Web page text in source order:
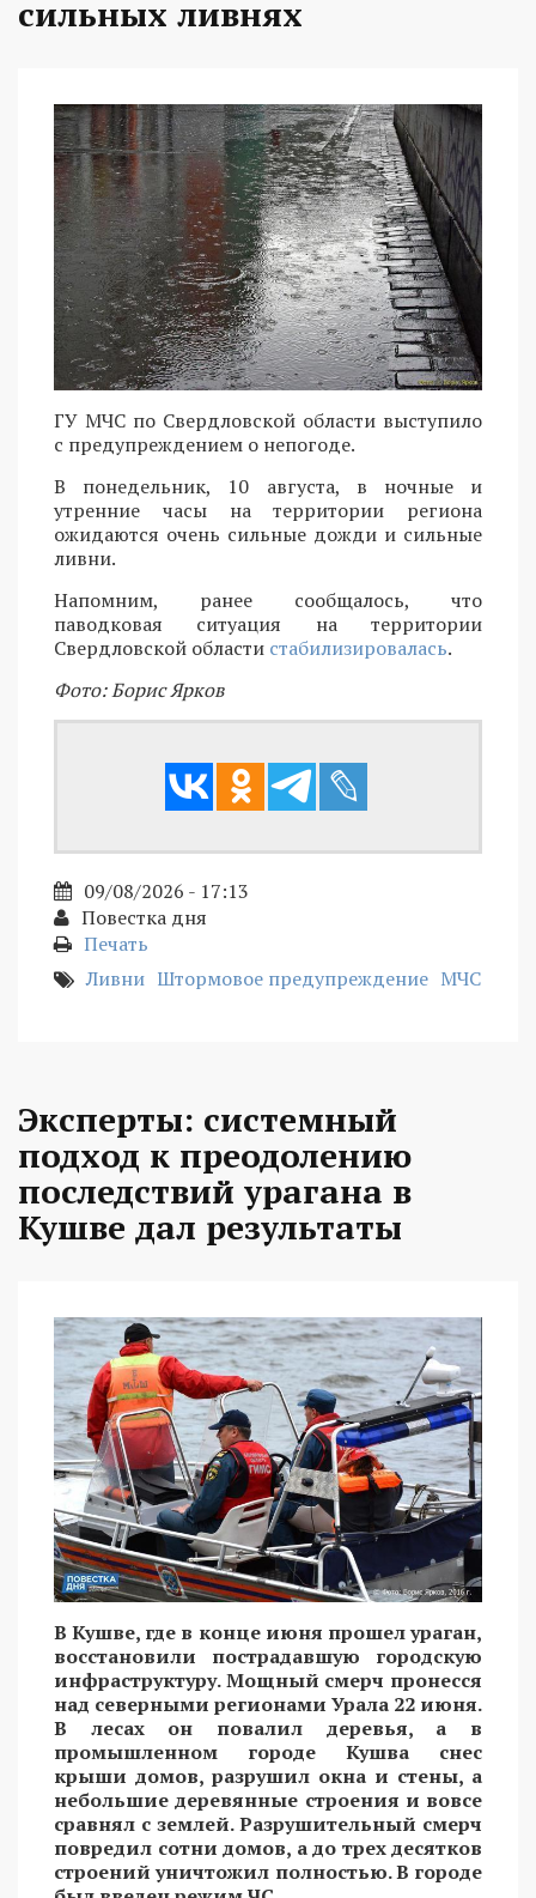
сильных ливнях
ГУ МЧС по Свердловской области выступило
с предупреждением о непогоде.
В понедельник, 10 августа, в ночные и
утренние часы на территории региона
ожидаются очень сильные дожди и сильные
ливни.
Напомним, ранее сообщалось, что
паводковая ситуация на территории
Свердловской области стабилизировалась.
Фото: Борис Ярков
09/08/2026 - 17:13
Повестка дня
Печать
Ливни Штормовое предупреждение МЧС
Эксперты: системный
подход к преодолению
последствий урагана в
Кушве дал результаты
В Кушве, где в конце июня прошел ураган,
восстановили пострадавшую городскую
инфраструктуру. Мощный смерч пронесся
над северными регионами Урала 22 июня.
В лесах он повалил деревья, а в
промышленном городе Кушва снес
крыши домов, разрушил окна и стены, а
небольшие деревянные строения и вовсе
сравнял с землей. Разрушительный смерч
повредил сотни домов, а до трех десятков
строений уничтожил полностью. В городе